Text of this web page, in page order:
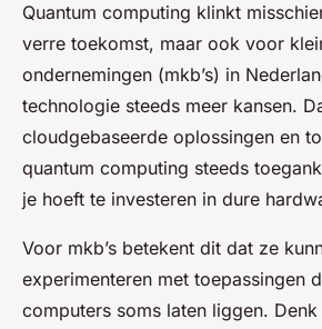
Quantum computing klinkt
verre toekomst, maar ook voor
ondernemingen (mkb’s) in
technologie steeds meer kansen.
cloudgebaseerde oplossingen en
quantum computing steeds
je hoeft te investeren in dure
Voor mkb’s betekent dit dat ze
experimenteren met toepassingen
computers soms laten liggen. Denk